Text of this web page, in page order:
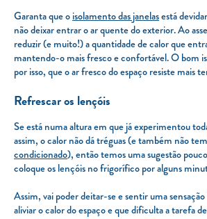
Garanta que oisolamento das janelasestá
não deixar entrar o ar quente do exterior. Ao
reduzir (e muito!) a quantidade de calor que
mantendo-o mais fresco e confortável. O bom
por isso, que o ar fresco do espaço resiste mais
Refrescar os lençóis
Se está numa altura em que já experimentou
assim, o calor não dá tréguas (e também não
condicionado), então temos uma sugestão
coloque os lençóis no frigorífico por alguns
Assim, vai poder deitar-se e sentir uma
aliviar o calor do espaço e que dificulta a tarefa